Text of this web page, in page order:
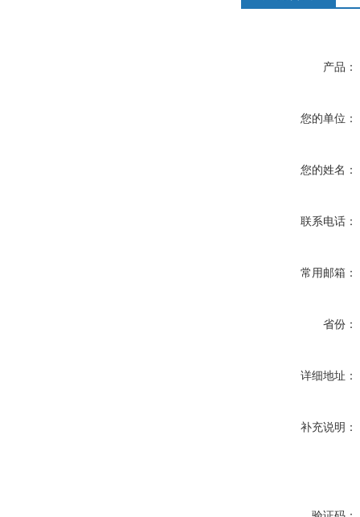
产品：
您的单位：
您的姓名：
联系电话：
常用邮箱：
省份：
详细地址：
补充说明：